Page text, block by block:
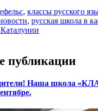
, классы русского
, русская школа в
публикации
Наша школа